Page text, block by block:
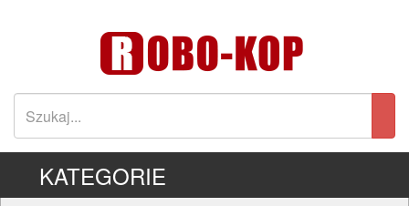
KATEGORIE